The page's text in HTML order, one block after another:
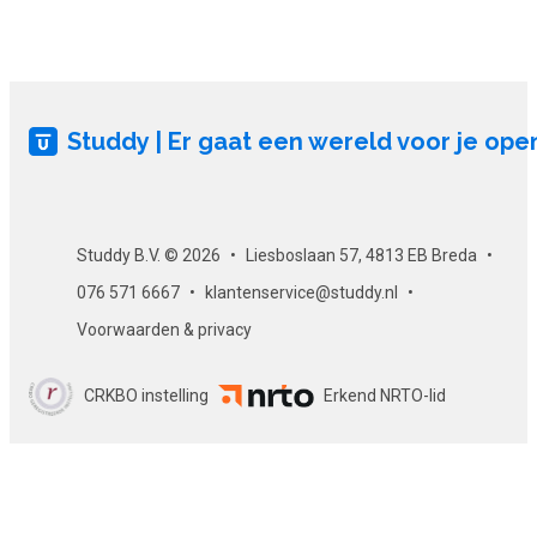
Als je slaagt voor de eindtoets, ontvang je per e-mail een
Studdy | Er gaat een wereld voor je
Studdy B.V. © 2026
Liesboslaan 57, 4813 EB Breda
076 571 6667
klantenservice@studdy.nl
Voorwaarden & privacy
CRKBO instelling Erkend NRTO-lid